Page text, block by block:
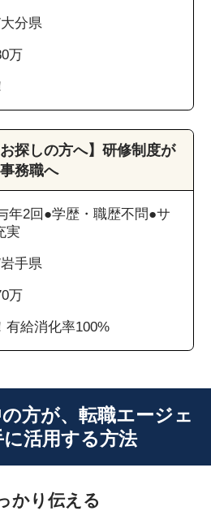
分県
万
探しの方へ】研修制度が
務職へ
年2回●学歴・職歴不問●サ
実
手県
万
有給消化率100%
方が、転職エージェ
活用する方法
かり伝える